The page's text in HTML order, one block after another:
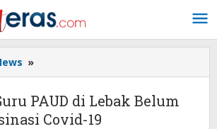
»
Persen
PAUD
di
PAUD di Lebak Belum
Covid-19